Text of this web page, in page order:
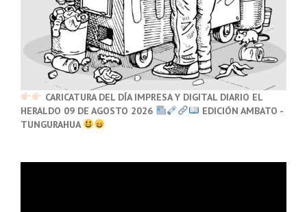
CARICATURA DEL DÍA IMPRESA Y DIGITAL DIARIO EL
HERALDO 09 DE AGOSTO 2026
EDICIÓN AMBATO -
TUNGURAHUA